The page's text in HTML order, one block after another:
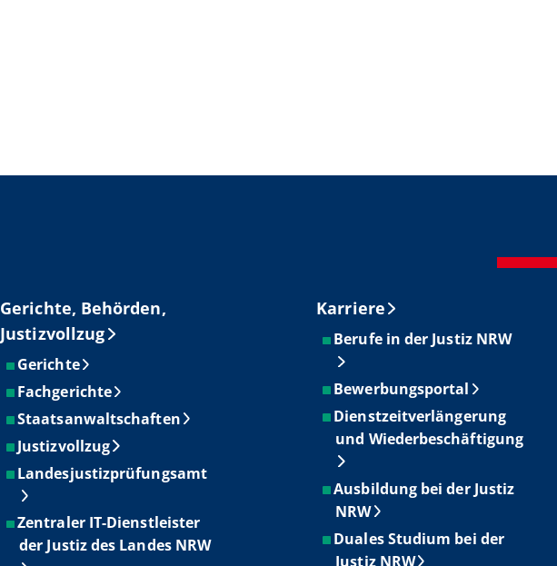
Gerichte, Behörden,
Justizvollzug
Gerichte
Fachgerichte
Staatsanwaltschaften
Justizvollzug
Landesjustizprüfungsamt
Zentraler IT-Dienstleister
der Justiz des Landes NRW
Karriere
Berufe in der Justiz NRW
Bewerbungsportal
Dienstzeitverlängerung
und Wiederbeschäftigung
Ausbildung bei der Justiz
NRW
Duales Studium bei der
Justiz NRW